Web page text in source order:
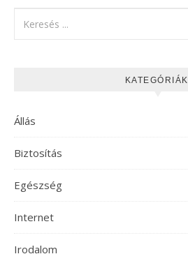
KATEGÓRIÁK
Állás
Biztosítás
Egészség
Internet
Irodalom